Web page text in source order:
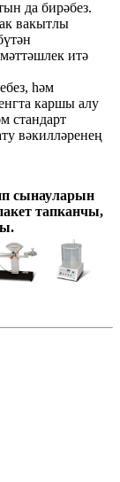
да бирәбез.
вакытлы
итә
һәм
каршы алу
стандарт
вәкилләренең
сынауларын
тапканчы,